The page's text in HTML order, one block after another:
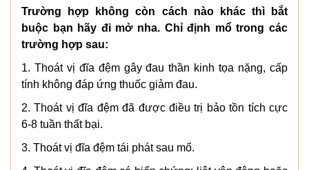
Trường hợp không còn cách nào khác thì bắt
buộc bạn hãy đi mở nha. Chỉ định mổ trong các
trường hợp sau:
1. Thoát vị đĩa đệm gây đau thần kinh tọa nặng, cấp
tính không đáp ứng thuốc giảm đau.
2. Thoát vị đĩa đệm đã được điều trị bảo tồn tích cực
6-8 tuần thất bại.
3. Thoát vị đĩa đệm tái phát sau mổ.